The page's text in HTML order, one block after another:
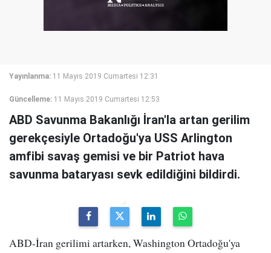
Yayınlanma: 11 Mayıs 2019 Cumartesi 12:31
Güncelleme: 11 Mayıs 2019 Cumartesi 12:53
ABD Savunma Bakanlığı İran'la artan gerilim
gerekçesiyle Ortadoğu'ya USS Arlington
amfibi savaş gemisi ve bir Patriot hava
savunma bataryası sevk edildiğini bildirdi.
ABD-İran gerilimi artarken, Washington Ortadoğu'ya